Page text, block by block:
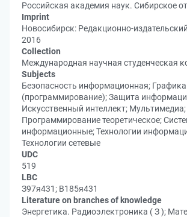
Российская академия наук. Сибирское
Imprint
Новосибирск: Редакционно-
2016
Collection
Международная научная студенческая
Subjects
Безопасность информационная;
(программирование); Защита
Искусственный интеллект; Мультимедиа;
Программирование теоретическое;
информационные; Технологии
Технологии сетевые
UDC
519
LBC
З97я431; В185я431
Literature on branches of knowledge
Энергетика. Радиоэлектроника ( З );